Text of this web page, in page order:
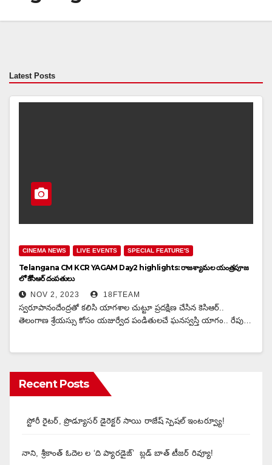
Latest Posts
CINEMA NEWS LIVE EVENTS SPECIAL FEATURE'S
Telangana CM KCR YAGAM Day2 highlights: రాజశ్యామల యంత్రపూజ
లో కేసీఆర్‌ దంపతులు
NOV 2, 2023 18FTEAM
స్వరూపానందేంద్రతో కలిసి యాగశాల చుట్టూ ప్రదక్షిణ చేసిన కెసిఆర్..
తెలంగాణ శ్రేయస్సు కోసం యజుర్వేద పండితులచే ఘనస్వస్తి యాగం.. రేపు…
Recent Posts
స్టోరీ రైటర్, ప్రొడ్యూసర్ డైరెక్టర్ సాయి రాజేష్ స్పెషల్ ఇంటర్వ్యూ!
నాని, శ్రీకాంత్ ఓదెల ల ‘ది ప్యారడైజ్’ బ్లడ్ బాత్ టీజర్ రివ్యూ!